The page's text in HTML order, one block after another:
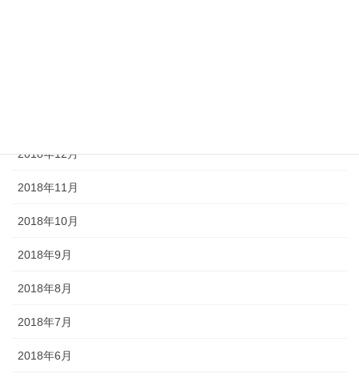
2018年12月
2018年11月
2018年10月
2018年9月
2018年8月
2018年7月
2018年6月